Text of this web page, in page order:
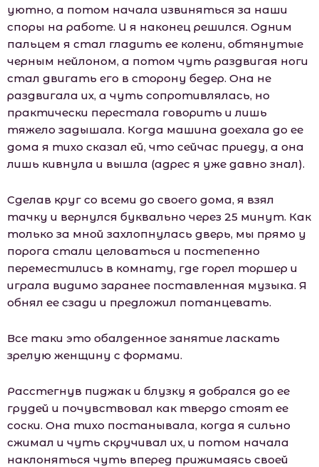
уютно, а потом начала извиняться за наши
споры на работе. И я наконец решился. Одним
пальцем я стал гладить ее колени, обтянутые
черным нейлоном, а потом чуть раздвигая ноги
стал двигать его в сторону бедер. Она не
раздвигала их, а чуть сопротивлялась, но
практически перестала говорить и лишь
тяжело задышала. Когда машина доехала до ее
дома я тихо сказал ей, что сейчас приеду, а она
лишь кивнула и вышла (адрес я уже давно знал).
Сделав круг со всеми до своего дома, я взял
тачку и вернулся буквально через 25 минут. Как
только за мной захлопнулась дверь, мы прямо у
порога стали целоваться и постепенно
переместились в комнату, где горел торшер и
играла видимо заранее поставленная музыка. Я
обнял ее сзади и предложил потанцевать.
Все таки это обалденное занятие ласкать
зрелую женщину с формами.
Расстегнув пиджак и блузку я добрался до ее
грудей и почувствовал как твердо стоят ее
соски. Она тихо постанывала, когда я сильно
сжимал и чуть скручивал их, и потом начала
наклоняться чуть вперед прижимаясь своей